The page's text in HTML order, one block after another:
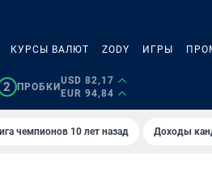
КУРСЫ ВАЛЮТ ZODY ИГРЫ
2 ПРОБКИ
USD 82,17
EUR 94,84
чемпионов 10 лет назад Доходы